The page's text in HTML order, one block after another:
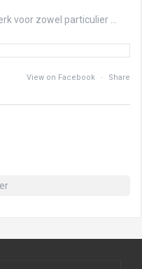
voor zowel particulier
View on Facebook · Share